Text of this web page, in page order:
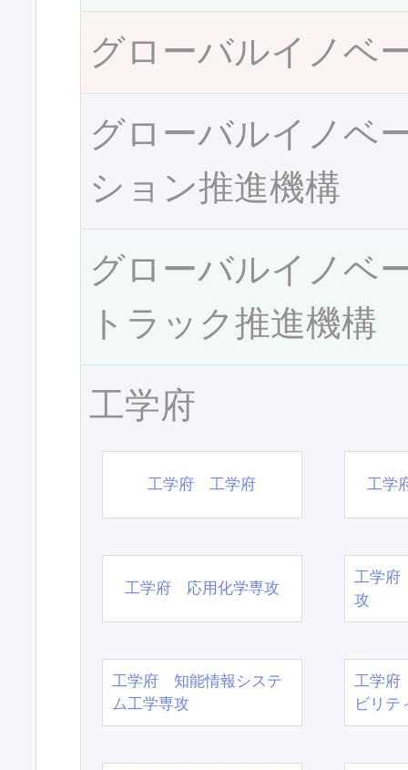
グローバルイノベ
グローバルイノベ
ション推進機構
グローバルイノベ
トラック推進機構
工学府
工学府 工学府 工学
工学府 応用化学専攻
工学府
攻
工学府 知能情報システ
ム工学専攻
工学府
ビリテ